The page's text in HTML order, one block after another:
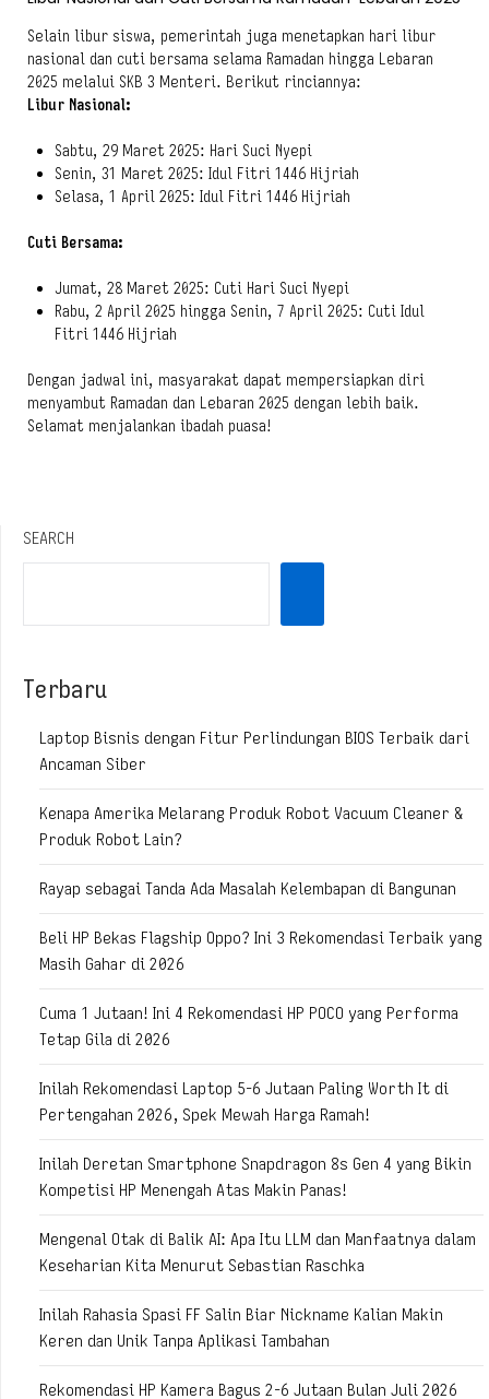
Selain libur siswa, pemerintah juga menetapkan hari libur
nasional dan cuti bersama selama Ramadan hingga Lebaran
2025 melalui SKB 3 Menteri. Berikut rinciannya:
Libur Nasional:
Sabtu, 29 Maret 2025: Hari Suci Nyepi
Senin, 31 Maret 2025: Idul Fitri 1446 Hijriah
Selasa, 1 April 2025: Idul Fitri 1446 Hijriah
Cuti Bersama:
Jumat, 28 Maret 2025: Cuti Hari Suci Nyepi
Rabu, 2 April 2025 hingga Senin, 7 April 2025: Cuti Idul
Fitri 1446 Hijriah
Dengan jadwal ini, masyarakat dapat mempersiapkan diri
menyambut Ramadan dan Lebaran 2025 dengan lebih baik.
Selamat menjalankan ibadah puasa!
SEARCH
Terbaru
Laptop Bisnis dengan Fitur Perlindungan BIOS Terbaik dari
Ancaman Siber
Kenapa Amerika Melarang Produk Robot Vacuum Cleaner &
Produk Robot Lain?
Rayap sebagai Tanda Ada Masalah Kelembapan di Bangunan
Beli HP Bekas Flagship Oppo? Ini 3 Rekomendasi Terbaik yang
Masih Gahar di 2026
Cuma 1 Jutaan! Ini 4 Rekomendasi HP POCO yang Performa
Tetap Gila di 2026
Inilah Rekomendasi Laptop 5-6 Jutaan Paling Worth It di
Pertengahan 2026, Spek Mewah Harga Ramah!
Inilah Deretan Smartphone Snapdragon 8s Gen 4 yang Bikin
Kompetisi HP Menengah Atas Makin Panas!
Mengenal Otak di Balik AI: Apa Itu LLM dan Manfaatnya dalam
Keseharian Kita Menurut Sebastian Raschka
Inilah Rahasia Spasi FF Salin Biar Nickname Kalian Makin
Keren dan Unik Tanpa Aplikasi Tambahan
Rekomendasi HP Kamera Bagus 2-6 Jutaan Bulan Juli 2026